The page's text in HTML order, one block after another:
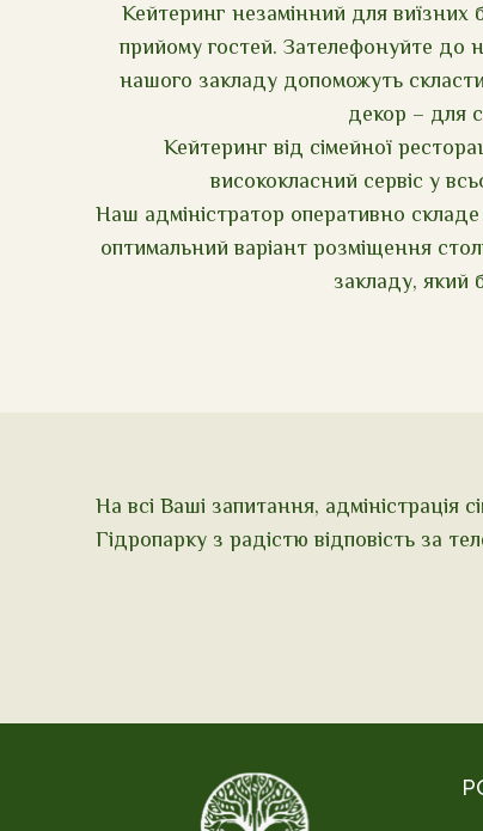
Кейтеринг незамінний для виїзних
прийому гостей. Зателефонуйте до
нашого закладу допоможуть
декор – для
Кейтеринг від сімейної
висококласний сервіс у
Наш адміністратор оперативно
оптимальний варіант розміщення
закладу, який
На всі Ваші запитання, адміністрація
Гідропарку з радістю відповість за